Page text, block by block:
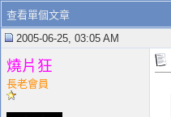
查看單個文章
2005-06-25, 03:05 AM
燒片狂
長老會員